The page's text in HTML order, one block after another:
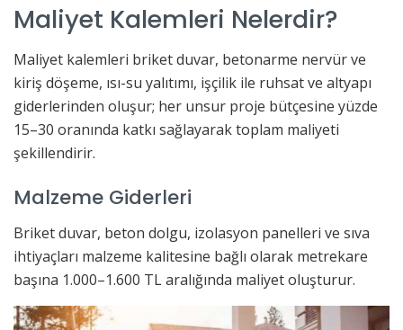
Maliyet Kalemleri Nelerdir?
Maliyet kalemleri briket duvar, betonarme nervür ve
kiriş döşeme, ısı-su yalıtımı, işçilik ile ruhsat ve altyapı
giderlerinden oluşur; her unsur proje bütçesine yüzde
15–30 oranında katkı sağlayarak toplam maliyeti
şekillendirir.
Malzeme Giderleri
Briket duvar, beton dolgu, izolasyon panelleri ve sıva
ihtiyaçları malzeme kalitesine bağlı olarak metrekare
başına 1.000–1.600 TL aralığında maliyet oluşturur.